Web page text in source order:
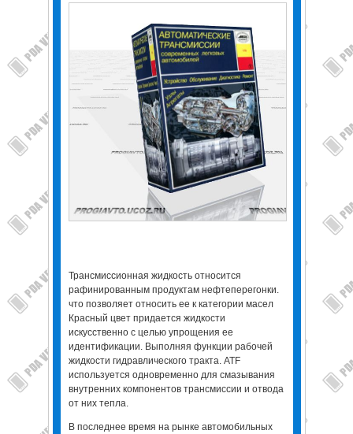
Трансмиссионная жидкость относится
рафинированным продуктам нефтеперегонки.
что позволяет относить ее к категории масел
Красный цвет придается жидкости
искусственно с целью упрощения ее
идентификации. Выполняя функции рабочей
жидкости гидравлического тракта. ATF
используется одновременно для смазывания
внутренних компонентов трансмиссии и отвода
oт них тепла.
В последнее время на рынке автомобильных